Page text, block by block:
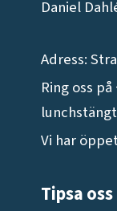
Daniel
Adress:
Ring oss på
Vi har
Tipsa oss